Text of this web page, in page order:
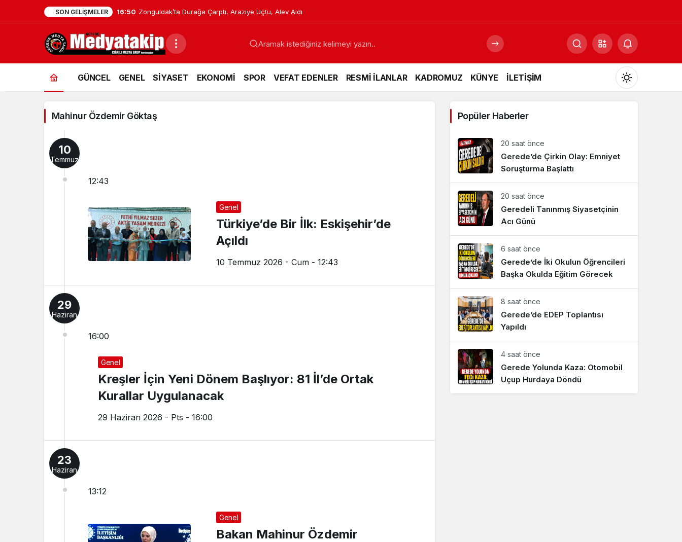
SON GELIŞMELER 16:50 Zonguldak’ta Durağa Çarptı, Araziye Uçtu, Alev Aldı
Mahinur
Özdemir
Göktaş
Haberleri
GÜNCEL GENEL SİYASET EKONOMİ SPOR VEFAT EDENLER RESMİ İLANLAR KADROMUZ KÜNYE İLETİŞİM
Mod
değiştir
Gündüz Modu
Gündüz modunu seçin.
Gece Modu
Gece modunu seçin.
Sistem modunu seçin.
Mahinur Özdemir Göktaş
10
Temmuz
12:43
Genel
Türkiye’de Bir İlk: Eskişehir’de
Açıldı
10 Temmuz 2026 - Cum - 12:43
29
Haziran
16:00
Genel
Kreşler İçin Yeni Dönem Başlıyor: 81 İl’de Ortak
Kurallar Uygulanacak
29 Haziran 2026 - Pts - 16:00
23
Haziran
13:12
Genel
Bakan Mahinur Özdemir
Popüler Haberler
20 saat önce
Gerede’de Çirkin Olay: Emniyet
Soruşturma Başlattı
20 saat önce
Geredeli Tanınmış Siyasetçinin
Acı Günü
6 saat önce
Gerede’de İki Okulun Öğrencileri
Başka Okulda Eğitim Görecek
8 saat önce
Gerede’de EDEP Toplantısı
Yapıldı
4 saat önce
Gerede Yolunda Kaza: Otomobil
Uçup Hurdaya Döndü